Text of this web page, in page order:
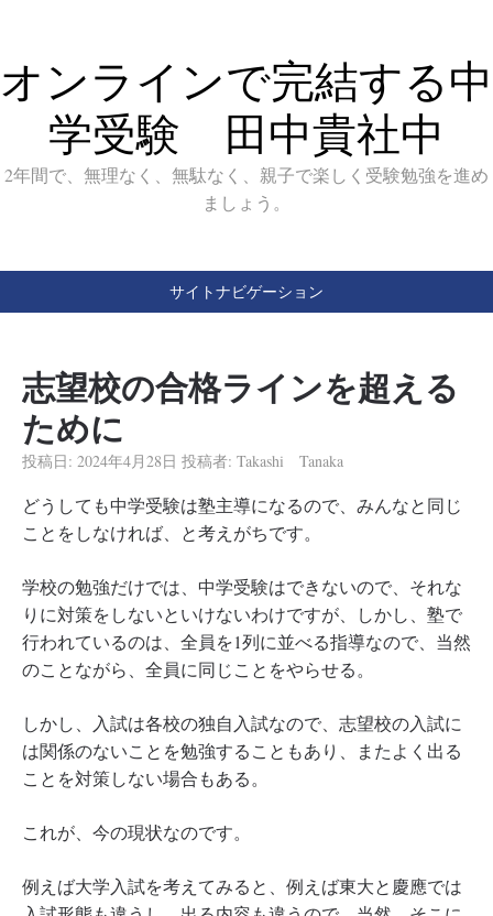
オンラインで完結する中
学受験 田中貴社中
2年間で、無理なく、無駄なく、親子で楽しく受験勉強を進め
ましょう。
サイトナビゲーション
志望校の合格ラインを超える
ために
投稿日: 2024年4月28日 投稿者: Takashi Tanaka
どうしても中学受験は塾主導になるので、みんなと同じ
ことをしなければ、と考えがちです。
学校の勉強だけでは、中学受験はできないので、それな
りに対策をしないといけないわけですが、しかし、塾で
行われているのは、全員を1列に並べる指導なので、当然
のことながら、全員に同じことをやらせる。
しかし、入試は各校の独自入試なので、志望校の入試に
は関係のないことを勉強することもあり、またよく出る
ことを対策しない場合もある。
これが、今の現状なのです。
例えば大学入試を考えてみると、例えば東大と慶應では